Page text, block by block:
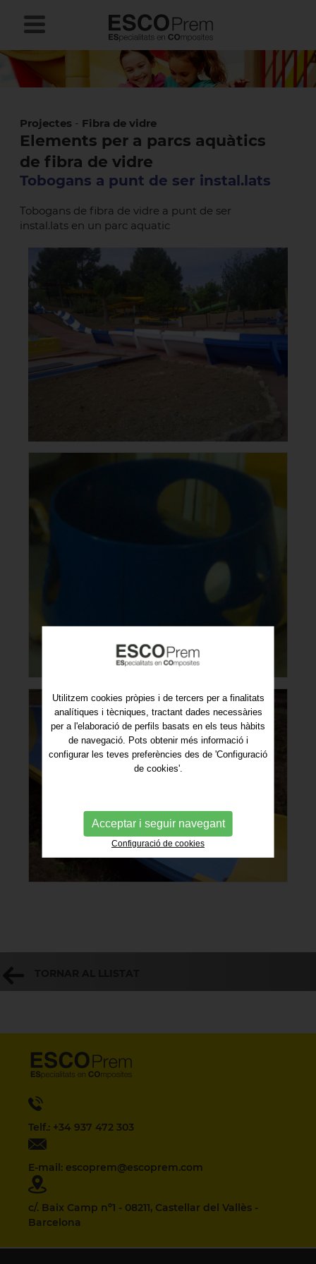
Projectes - Fibra de vidre
Elements per a parcs aquàtics
de fibra de vidre
Tobogans a punt de ser instal.lats
Tobogans de fibra de vidre a punt de ser
instal.lats en un parc aquatic
Telf.: +34 937 472 303
E-mail: escoprem@escoprem.com
c/. Baix Camp nº1 - 08211, Castellar del Vallès -
Barcelona
Utilitzem cookies pròpies i de tercers per a finalitats
analítiques i tècniques, tractant dades necessàries
per a l'elaboració de perfils basats en els teus hàbits
de navegació. Pots obtenir més informació i
configurar les teves preferències des de 'Configuració
de cookies'.
Acceptar i seguir navegant
Configuració de cookies